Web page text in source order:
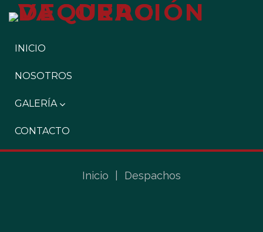
INICIO
NOSOTROS
GALERÍA
CONTACTO
Inicio Despachos